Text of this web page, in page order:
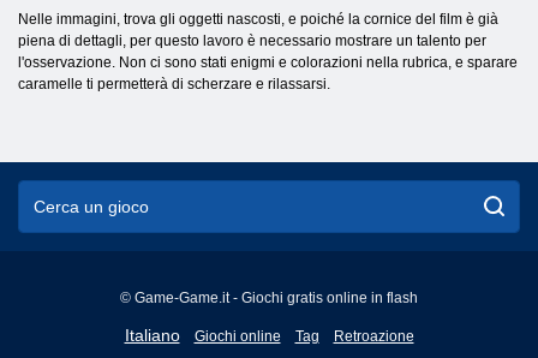
Nelle immagini, trova gli oggetti nascosti, e poiché la cornice del film è già
piena di dettagli, per questo lavoro è necessario mostrare un talento per
l'osservazione. Non ci sono stati enigmi e colorazioni nella rubrica, e sparare
caramelle ti permetterà di scherzare e rilassarsi.
© Game-Game.it - Giochi gratis online in flash
Italiano
English
Giochi online Tag Retroazione